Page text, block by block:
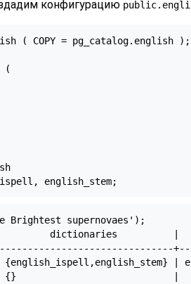
конфигурацию
( COPY = pg_catalog.english );
(
english_stem;
Brightest supernovaes');
dictionaries          |
|
| {}